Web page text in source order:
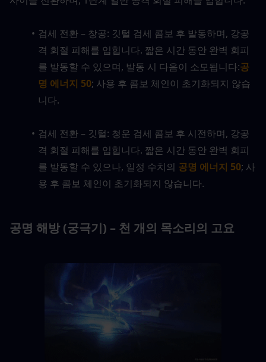
검세 전환 – 창공: 깃털 검세 콤보 후 발동하며, 강공
격 회절 피해를 입힙니다. 짧은 시간 동안 완벽 회피
를 발동할 수 있으며, 발동 시 다음이 소모됩니다:공
명 에너지 50; 사용 후 콤보 체인이 초기화되지 않습
니다.
검세 전환 – 깃털: 청운 검세 콤보 후 시전하며, 강공
격 회절 피해를 입힙니다. 짧은 시간 동안 완벽 회피
를 발동할 수 있으나, 일정 수치의 공명 에너지 50; 사
용 후 콤보 체인이 초기화되지 않습니다.
공명 해방 (궁극기) – 천 개의 목소리의 고요